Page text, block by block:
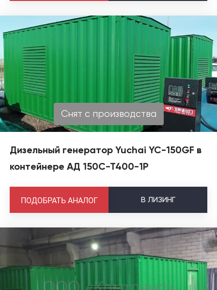
Снят с производства
Дизельный генератор Yuchai YC-150GF в
контейнере АД 150С-Т400-1Р
В ЛИЗИНГ
ПОДОБРАТЬ АНАЛОГ